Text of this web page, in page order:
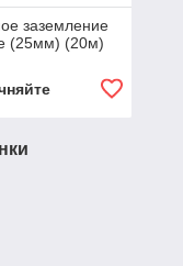
заземление
(25мм) (20м)